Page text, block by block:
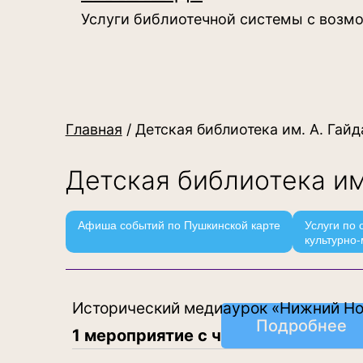
Услуги библиотечной системы с
Главная / Детская библиотека им. А.
Детская библиотека
Афиша событий по Пушкинской карте
Услуги по
Исторический медиаурок «Нижний
1 мероприятие с чел. Подробнее